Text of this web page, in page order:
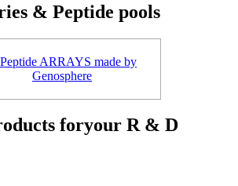
& Peptide pools
foryour R & D